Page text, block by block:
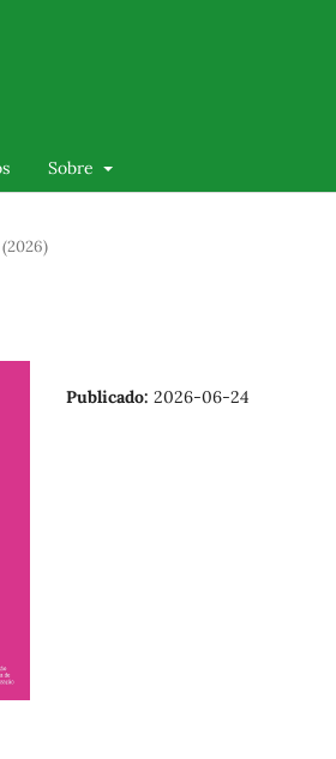
Sobre
Publicado: 2026-06-24